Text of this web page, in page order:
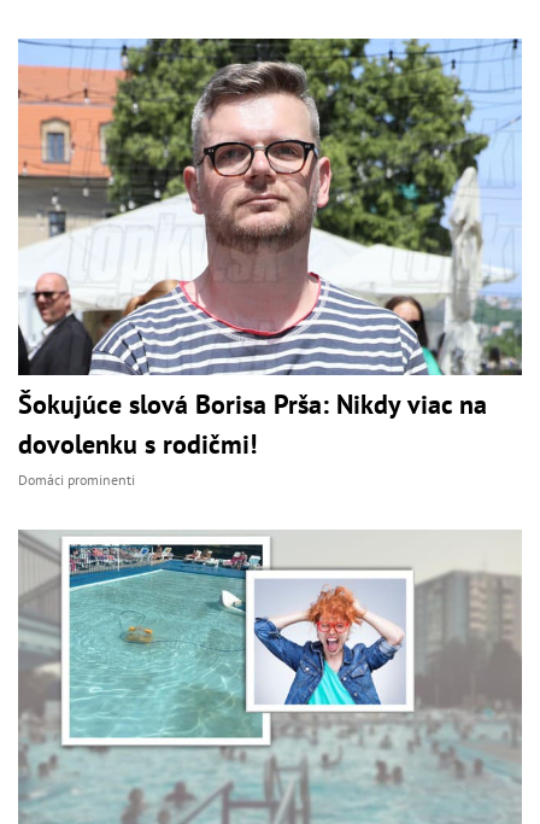
Šokujúce slová Borisa Prša: Nikdy viac na
dovolenku s rodičmi!
Domáci prominenti